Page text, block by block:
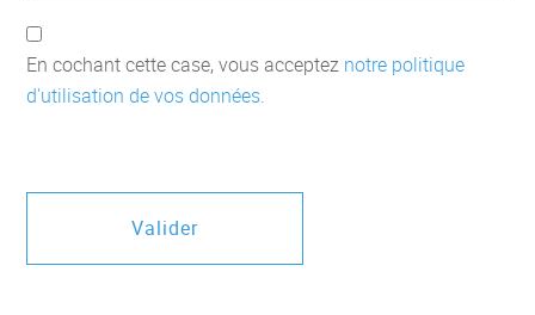
En cochant cette case, vous acceptez notre politique
d'utilisation de vos données.
Valider